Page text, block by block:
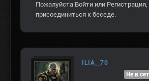
Пожалуйста Войти или Регистрация
присоединиться к беседе.
ILIA__70
Не в